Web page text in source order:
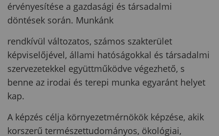
érvényesítése a gazdasági és társadalmi
döntések során. Munkánk
rendkívül változatos, számos szakterület
képviselőjével, állami hatóságokkal és társadalmi
szervezetekkel együttműködve végezhető, s
benne az irodai és terepi munka egyaránt helyet
kap.
A képzés célja környezetmérnökök képzése, akik
korszerű természettudományos, ökológiai,